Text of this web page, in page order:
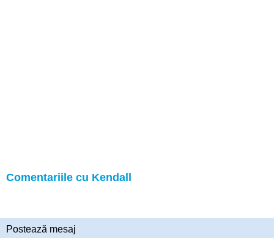
Comentariile cu Kendall
Postează mesaj